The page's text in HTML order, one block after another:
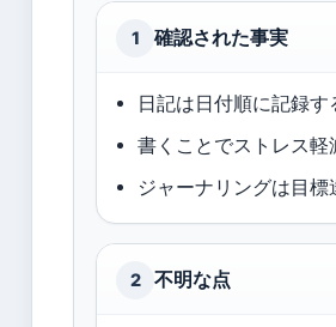
1 確認された事実
日記は日付順に記録す
書くことでストレス軽
ジャーナリングは目標
2 不明な点